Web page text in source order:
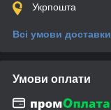
Укрпошта
Всі умови доставки
Умови оплати